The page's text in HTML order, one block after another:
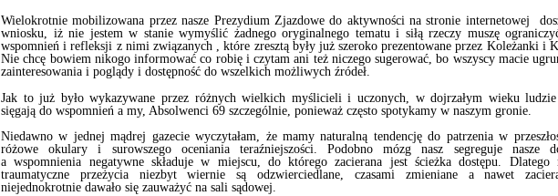
Wielokrotnie mobilizowana przez nasze Prezydium Zjazdowe do aktywności na stronie internetowej
wniosku, iż nie jestem w stanie wymyślić żadnego oryginalnego tematu i siłą rzeczy muszę
wspomnień i refleksji z nimi związanych , które zresztą były już szeroko prezentowane przez Koleżanki i
Nie chcę bowiem nikogo informować co robię i czytam ani też niczego sugerować, bo wszyscy macie
zainteresowania i poglądy i dostępność do wszelkich możliwych źródeł.
Jak to już było wykazywane przez różnych wielkich myślicieli i uczonych, w dojrzałym wieku ludzie
sięgają do wspomnień a my, Absolwenci 69 szczególnie, ponieważ często spotykamy w naszym gronie.
Niedawno w jednej mądrej gazecie wyczytałam, że mamy naturalną tendencję do patrzenia w
różowe okulary i surowszego oceniania teraźniejszości. Podobno mózg nasz segreguje nasze
a wspomnienia negatywne składuje w miejscu, do którego zacierana jest ścieżka dostępu. Dlatego
traumatyczne przeżycia niezbyt wiernie są odzwierciedlane, czasami zmieniane a nawet
niejednokrotnie dawało się zauważyć na sali sądowej.